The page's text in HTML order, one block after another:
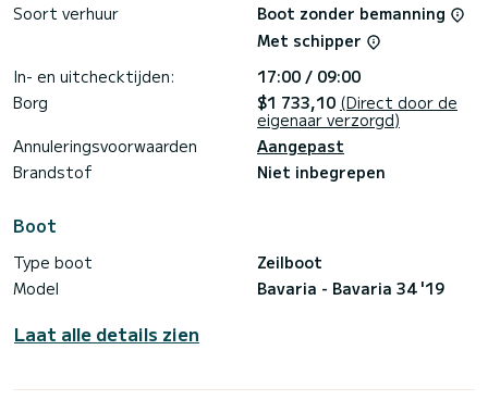
Automatische piloot, Wifi en internet, Dekdouche.
Wij nodigen u uit om rechtstreeks via het platform een
offerte aan te vragen, wij zullen u dan onze beste
Soort verhuur
Boot zonder bemanning
Met schipper
In- en uitchecktijden:
17:00 / 09:00
Borg
$1 733,10 (Direct door de
eigenaar verzorgd)
Annuleringsvoorwaarden
Aangepast
Brandstof
Niet inbegrepen
Boot
Type boot
Zeilboot
Model
Bavaria - Bavaria 34 '19
Laat alle details zien